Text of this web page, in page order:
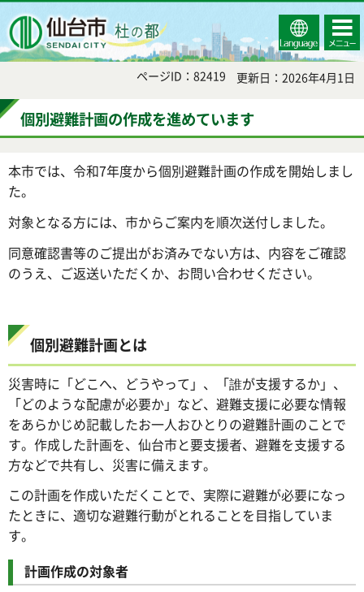
Select
Language
コンテ
ンツメ
ニュー
ページID：82419 更新日：2026年4月1日
個別避難計画の作成を進めています
本市では、令和7年度から個別避難計画の作成を開始しまし
た。
対象となる方には、市からご案内を順次送付しました。
同意確認書等のご提出がお済みでない方は、内容をご確認
のうえ、ご返送いただくか、お問い合わせください。
個別避難計画とは
災害時に「どこへ、どうやって」、「誰が支援するか」、
「どのような配慮が必要か」など、避難支援に必要な情報
をあらかじめ記載したお一人おひとりの避難計画のことで
す。作成した計画を、仙台市と要支援者、避難を支援する
方などで共有し、災害に備えます。
この計画を作成いただくことで、実際に避難が必要になっ
たときに、適切な避難行動がとれることを目指していま
す。
計画作成の対象者